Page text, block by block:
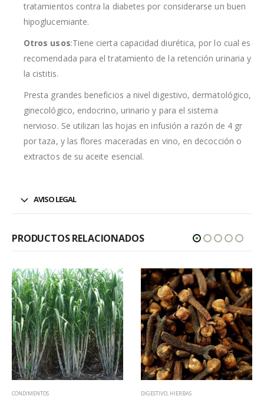
tratamientos contra la diabetes por considerarse un buen
hipoglucemiante.
Otros usos:Tiene cierta capacidad diurética, por lo cual es
recomendada para el tratamiento de la retención urinaria y
la cistitis.
Presta grandes beneficios a nivel digestivo, dermatológico,
ginecológico, endocrino, urinario y para el sistema
nervioso. Se utilizan las hojas en infusión a razón de 4 gr
por taza, y las flores maceradas en vino, en decocción o
extractos de su aceite esencial.
AVISO LEGAL
PRODUCTOS RELACIONADOS
DIGESTIVO HIERBAS,SEDANTE NERVIOSO